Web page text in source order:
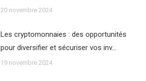
20 novembre 2024
Les cryptomonnaies : des opportunités
pour diversifier et sécuriser vos inv…
19 novembre 2024